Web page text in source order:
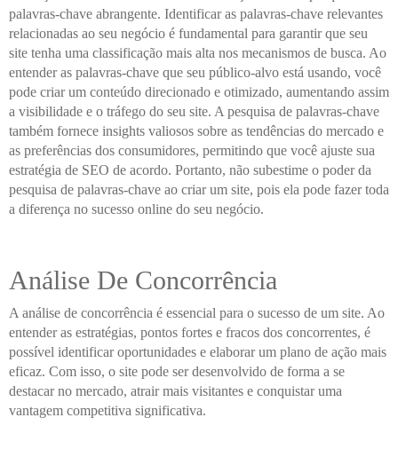
palavras-chave abrangente. Identificar as palavras-chave relevantes
relacionadas ao seu negócio é fundamental para garantir que seu
site tenha uma classificação mais alta nos mecanismos de busca. Ao
entender as palavras-chave que seu público-alvo está usando, você
pode criar um conteúdo direcionado e otimizado, aumentando assim
a visibilidade e o tráfego do seu site. A pesquisa de palavras-chave
também fornece insights valiosos sobre as tendências do mercado e
as preferências dos consumidores, permitindo que você ajuste sua
estratégia de SEO de acordo. Portanto, não subestime o poder da
pesquisa de palavras-chave ao criar um site, pois ela pode fazer toda
a diferença no sucesso online do seu negócio.
Análise De Concorrência
A análise de concorrência é essencial para o sucesso de um site. Ao
entender as estratégias, pontos fortes e fracos dos concorrentes, é
possível identificar oportunidades e elaborar um plano de ação mais
eficaz. Com isso, o site pode ser desenvolvido de forma a se
destacar no mercado, atrair mais visitantes e conquistar uma
vantagem competitiva significativa.